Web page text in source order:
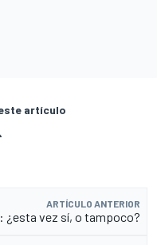
artículo
ARTÍCULO ANTERIOR
¿esta vez sí, o tampoco?